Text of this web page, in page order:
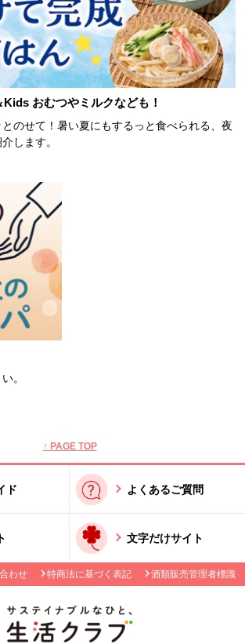
おむつやミルクなども！
のせて！暑い夏にもするっと食べられる、夜
します。
。
↑ PAGE TOP
ド よくあるご質問
文字だけサイト
わせ 特商法に基づく表記 酒類販売管理者標識